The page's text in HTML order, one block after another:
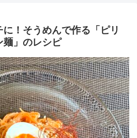
！そうめんで作る「ピリ
麺」のレシピ